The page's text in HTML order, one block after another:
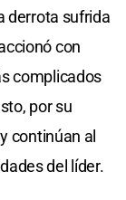
derrota sufrida
con
complicados
por su
continúan al
del líder.